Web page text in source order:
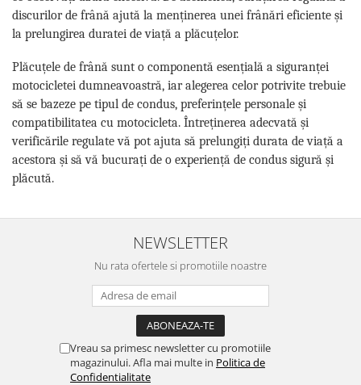
discurilor de frână ajută la menținerea unei frânări eficiente și
la prelungirea duratei de viață a plăcuțelor.
Plăcuțele de frână sunt o componentă esențială a siguranței
motocicletei dumneavoastră, iar alegerea celor potrivite trebuie
să se bazeze pe tipul de condus, preferințele personale și
compatibilitatea cu motocicleta. Întreținerea adecvată și
verificările regulate vă pot ajuta să prelungiți durata de viață a
acestora și să vă bucurați de o experiență de condus sigură și
plăcută.
NEWSLETTER
Nu rata ofertele si promotiile noastre
Vreau sa primesc newsletter cu promotiile
magazinului. Afla mai multe in Politica de
Confidentialitate